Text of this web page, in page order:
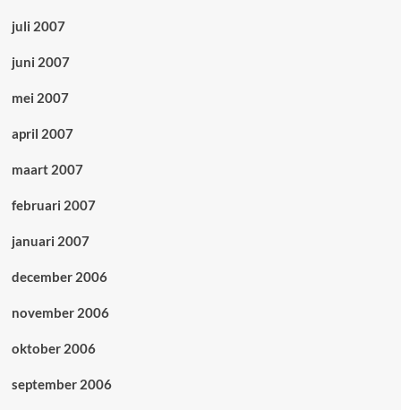
juli 2007
juni 2007
mei 2007
april 2007
maart 2007
februari 2007
januari 2007
december 2006
november 2006
oktober 2006
september 2006